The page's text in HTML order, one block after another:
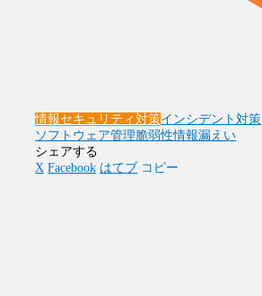
情報セキュリティ対策インシデント対策
ソフトウェア管理脆弱性情報漏えい
シェアする
X Facebook はてブ コピー